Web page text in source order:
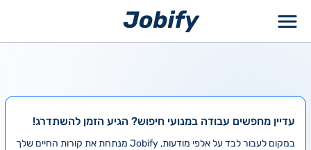
עדיין מחפשים עבודה במנועי חיפוש? הגיע הזמן להשתדרג!
במקום לעבור לבד על אלפי מודעות, Jobify מנתחת את קורות החיים שלך